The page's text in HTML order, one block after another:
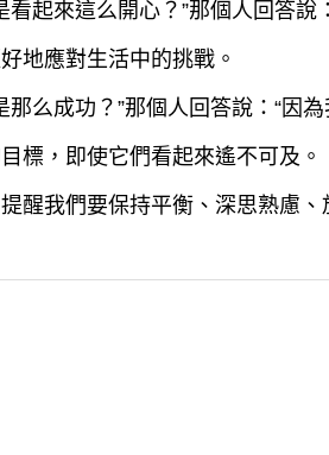
起來這么開心？”那個人回答說
地應對生活中的挑戰。
么成功？”那個人回答說：“因
標，即使它們看起來遙不可及。
醒我們要保持平衡、深思熟慮